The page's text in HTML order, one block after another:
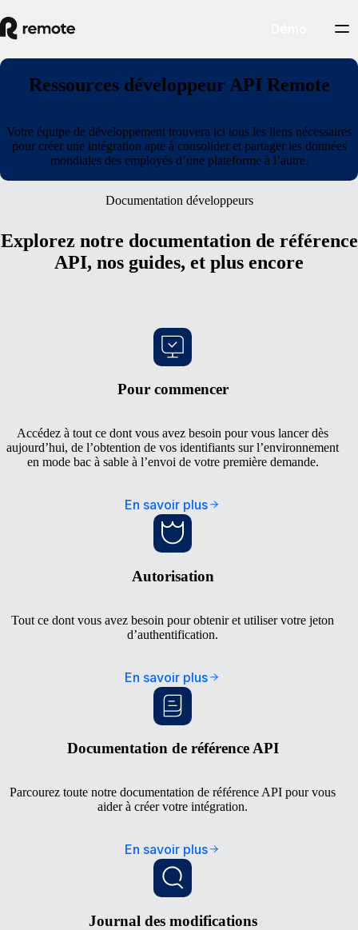
Ressources développeur API Remote
Votre équipe de développement trouvera ici tous les liens nécessaires
pour créer une intégration apte à consolider et partager les données
mondiales des employés d’une plateforme à l’autre.
Documentation développeurs
Explorez notre documentation de référence
API, nos guides, et plus encore
Pour commencer
Accédez à tout ce dont vous avez besoin pour vous lancer dès
aujourd’hui, de l’obtention de vos identifiants sur l’environnement
en mode bac à sable à l’envoi de votre première demande.
En savoir plus
Autorisation
Tout ce dont vous avez besoin pour obtenir et utiliser votre jeton
d’authentification.
En savoir plus
Documentation de référence API
Parcourez toute notre documentation de référence API pour vous
aider à créer votre intégration.
En savoir plus
Journal des modifications